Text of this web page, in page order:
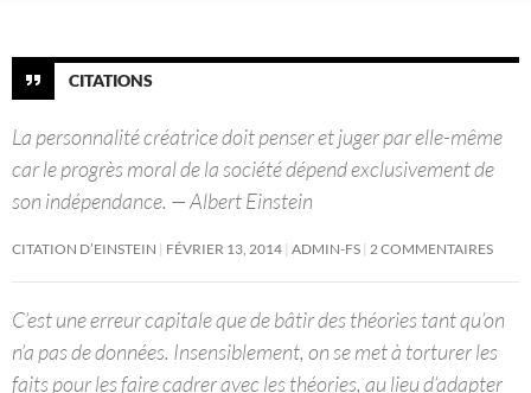
CITATIONS
La personnalité créatrice doit penser et juger par elle-même
car le progrès moral de la société dépend exclusivement de
son indépendance. — Albert Einstein
CITATION D’EINSTEIN FÉVRIER 13, 2014 ADMIN-FS 2 COMMENTAIRES
C’est une erreur capitale que de bâtir des théories tant qu’on
n’a pas de données. Insensiblement, on se met à torturer les
faits pour les faire cadrer avec les théories, au lieu d’adapter